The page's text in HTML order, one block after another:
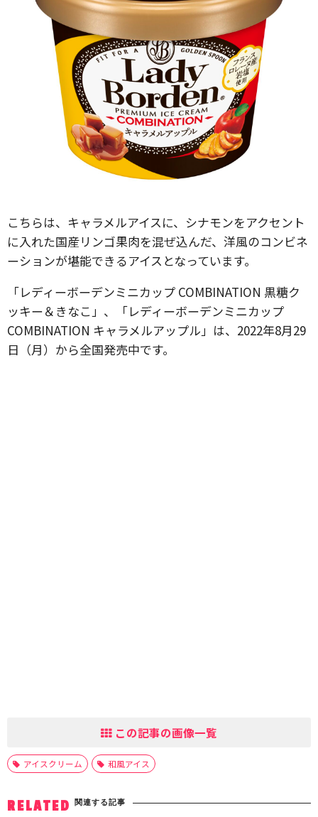
こちらは、キャラメルアイスに、シナモンをアクセント
に入れた国産リンゴ果肉を混ぜ込んだ、洋風のコンビネ
ーションが堪能できるアイスとなっています。
「レディーボーデンミニカップ COMBINATION 黒糖ク
ッキー＆きなこ」、「レディーボーデンミニカップ
COMBINATION キャラメルアップル」は、2022年8月29
日（月）から全国発売中です。
この記事の画像一覧
アイスクリーム 和風アイス
RELATED 関連する記事